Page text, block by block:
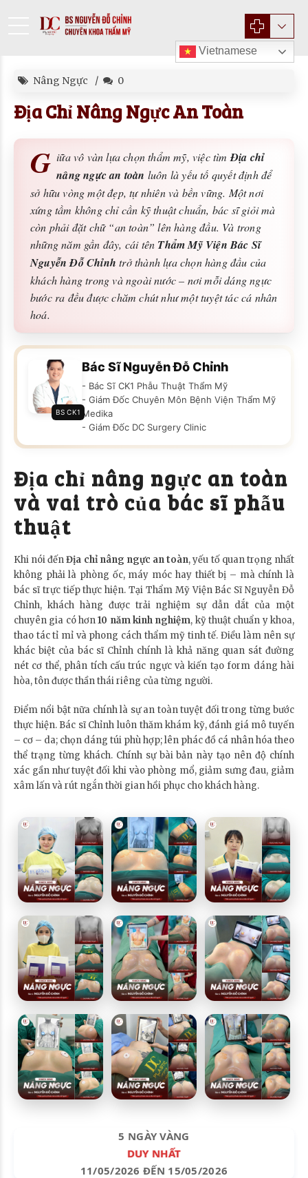
Vietnamese
Nâng Ngực 0
Địa Chỉ Nâng Ngực An Toàn
G iữa vô vàn lựa chọn thẩm mỹ, việc tìm Địa chỉ
nâng ngực an toàn luôn là yếu tố quyết định để
sở hữu vòng một đẹp, tự nhiên và bền vững. Một nơi
xứng tầm không chỉ cần kỹ thuật chuẩn, bác sĩ giỏi mà
còn phải đặt chữ “an toàn” lên hàng đầu. Và trong
những năm gần đây, cái tên Thẩm Mỹ Viện Bác Sĩ
Nguyễn Đỗ Chỉnh trở thành lựa chọn hàng đầu của
khách hàng trong và ngoài nước – nơi mỗi dáng ngực
bước ra đều được chăm chút như một tuyệt tác cá nhân
hoá.
BS CK1
Bác Sĩ Nguyễn Đỗ Chỉnh
- Bác Sĩ CK1 Phẫu Thuật Thẩm Mỹ
- Giám Đốc Chuyên Môn Bệnh Viện Thẩm Mỹ
Medika
- Giám Đốc DC Surgery Clinic
Địa chỉ nâng ngực an toàn
và vai trò của bác sĩ phẫu
thuật
Khi nói đếnĐịa chỉ nâng ngực an toàn, yếu tố quan trọng nhất
không phải là phòng ốc, máy móc hay thiết bị – mà chính là
bác sĩ trực tiếp thực hiện. Tại Thẩm Mỹ Viện Bác Sĩ Nguyễn Đỗ
Chỉnh, khách hàng được trải nghiệm sự dẫn dắt của một
chuyên gia có hơn10 năm kinh nghiệm, kỹ thuật chuẩn y khoa,
thao tác tỉ mỉ và phong cách thẩm mỹ tinh tế. Điều làm nên sự
khác biệt của bác sĩ Chỉnh chính là khả năng quan sát đường
nét cơ thể, phân tích cấu trúc ngực và kiến tạo form dáng hài
hòa, tôn được thần thái riêng của từng người.
Điểm nổi bật nữa chính là sự an toàn tuyệt đối trong từng bước
thực hiện. Bác sĩ Chỉnh luôn thăm khám kỹ, đánh giá mô tuyến
– cơ – da; chọn dáng túi phù hợp; lên phác đồ cá nhân hóa theo
thể trạng từng khách. Chính sự bài bản này tạo nên độ chính
xác gần như tuyệt đối khi vào phòng mổ, giảm sưng đau, giảm
xâm lấn và rút ngắn thời gian hồi phục cho khách hàng.
5 NGÀY VÀNG
DUY NHẤT
11/05/2026 ĐẾN 15/05/2026